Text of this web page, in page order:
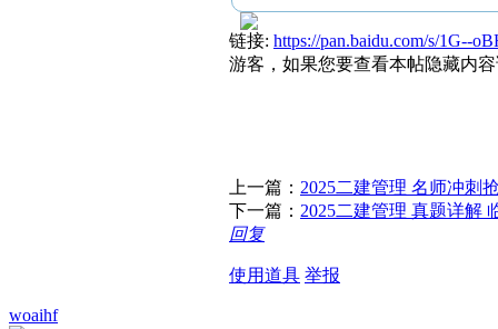
链接: https://pan.baidu.com/s/1G--
游客，如果您要查看本帖隐藏内
上一篇： 2025二建管理 名师冲刺
下一篇： 2025二建管理 真题详解
回复
使用道具 举报
woaihf